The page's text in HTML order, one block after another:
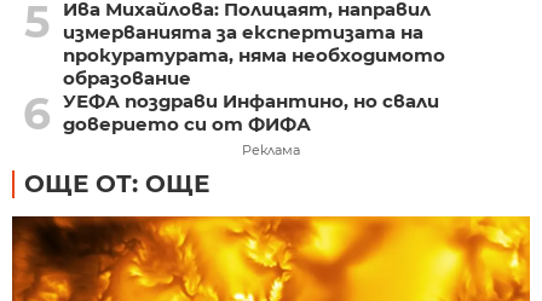
5
Ива Михайлова: Полицаят, направил
измерванията за експертизата на
прокуратурата, няма необходимото
образование
6 УЕФА поздрави Инфантино, но свали
доверието си от ФИФА
Реклама
ОЩЕ ОТ: ОЩЕ